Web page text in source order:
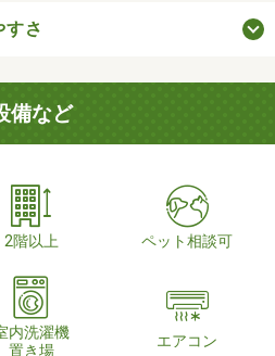
さ
備など
2階以上 ペット相談可
内洗濯機
置き場
エアコン